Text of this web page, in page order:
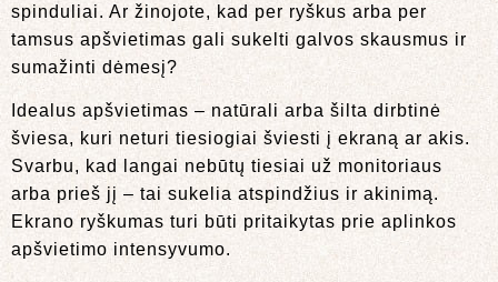
spinduliai. Ar žinojote, kad per ryškus arba per
tamsus apšvietimas gali sukelti galvos skausmus ir
sumažinti dėmesį?
Idealus apšvietimas – natūrali arba šilta dirbtinė
šviesa, kuri neturi tiesiogiai šviesti į ekraną ar akis.
Svarbu, kad langai nebūtų tiesiai už monitoriaus
arba prieš jį – tai sukelia atspindžius ir akinimą.
Ekrano ryškumas turi būti pritaikytas prie aplinkos
apšvietimo intensyvumo.